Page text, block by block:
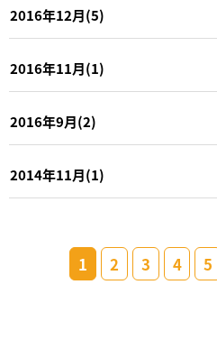
2016年12月(5)
2016年11月(1)
2016年9月(2)
2014年11月(1)
1 2 3 4 5